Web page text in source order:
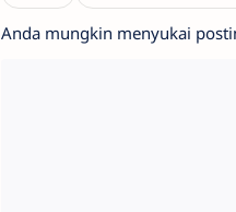
Anda mungkin menyukai